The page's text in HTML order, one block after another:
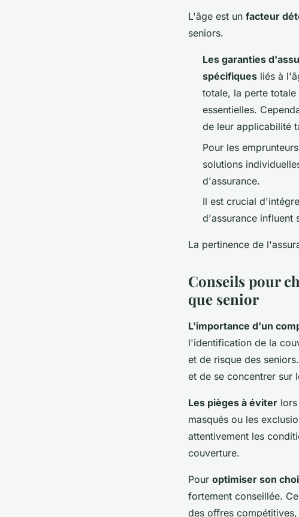
L'âge est un facteur
seniors.
Les garanties
spécifiques liés à
totale, la perte
essentielles.
de leur applicabilité
Pour les
solutions
d'assurance.
Il est crucial
d'assurance influent
La pertinence de
Conseils pour
que senior
L'importance d'un
l'identification de la
et de risque des
et de se concentrer sur
Les pièges à éviter
masqués ou les
attentivement les
couverture.
Pour optimiser son
fortement conseillée.
des offres